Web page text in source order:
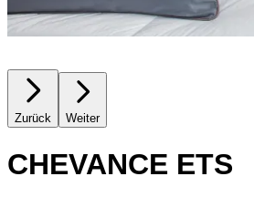
Zurück Weiter
CHEVANCE ETS